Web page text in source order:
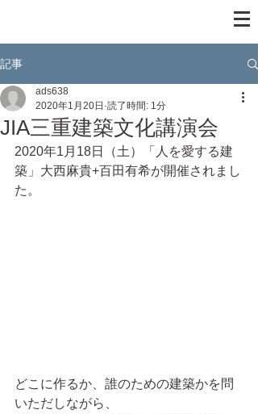
記事
JIA三重建築文化講演会
ads638
2020年1月20日 読了時間: 1分
2020年1月18日（土）「人を愛する建
築」大西麻貴+百田有希が開催されまし
た。
どこに作るか、誰のための建築かを問
いただしながら、